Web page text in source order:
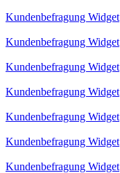
Kundenbefragung Widget
Kundenbefragung Widget
Kundenbefragung Widget
Kundenbefragung Widget
Kundenbefragung Widget
Kundenbefragung Widget
Kundenbefragung Widget